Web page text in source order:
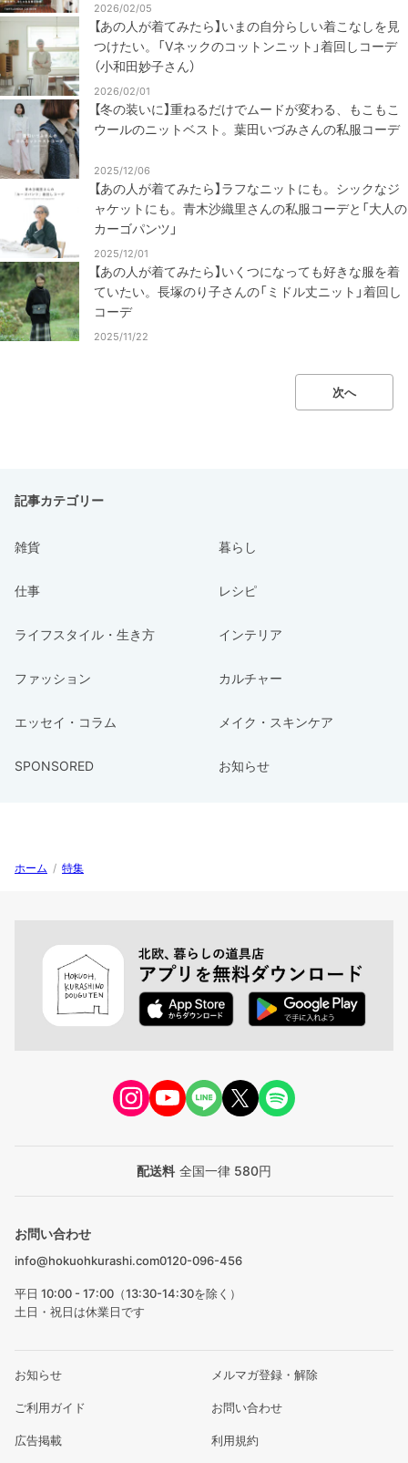
2026/02/05
【あの人が着てみたら】いまの自分らしい着こなしを見
つけたい。「Vネックのコットンニット」着回しコーデ
（小和田妙子さん）
2026/02/01
【冬の装いに】重ねるだけでムードが変わる、もこもこ
ウールのニットベスト。葉田いづみさんの私服コーデ
2025/12/06
【あの人が着てみたら】ラフなニットにも。シックなジ
ャケットにも。青木沙織里さんの私服コーデと「大人の
カーゴパンツ」
2025/12/01
【あの人が着てみたら】いくつになっても好きな服を着
ていたい。長塚のり子さんの「ミドル丈ニット」着回し
コーデ
2025/11/22
次へ
記事カテゴリー
雑貨 暮らし
仕事 レシピ
ライフスタイル・生き方 インテリア
ファッション カルチャー
エッセイ・コラム メイク・スキンケア
SPONSORED お知らせ
ホーム / 特集
配送料 全国一律 580円
お問い合わせ
info@hokuohkurashi.com0120-096-456
平日 10:00 - 17:00（13:30-14:30を除く）
土日・祝日は休業日です
お知らせ メルマガ登録・解除
ご利用ガイド お問い合わせ
広告掲載 利用規約